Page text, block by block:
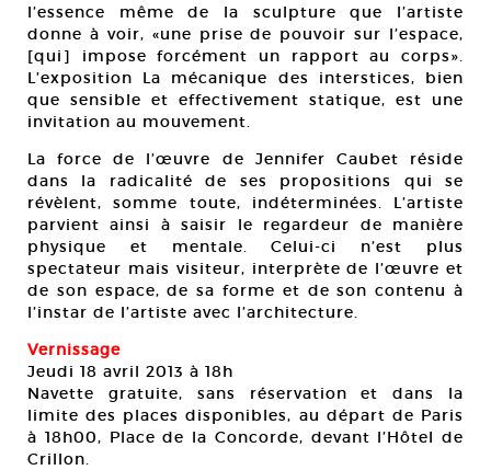
l’essence même de la sculpture que l’artiste
donne à voir, «une prise de pouvoir sur l’espace,
[qui] impose forcément un rapport au corps».
L’exposition La mécanique des interstices, bien
que sensible et effectivement statique, est une
invitation au mouvement.
La force de l’œuvre de Jennifer Caubet réside
dans la radicalité de ses propositions qui se
révèlent, somme toute, indéterminées. L’artiste
parvient ainsi à saisir le regardeur de manière
physique et mentale. Celui-ci n’est plus
spectateur mais visiteur, interprète de l’œuvre et
de son espace, de sa forme et de son contenu à
l’instar de l’artiste avec l’architecture.
Vernissage
Jeudi 18 avril 2013 à 18h
Navette gratuite, sans réservation et dans la
limite des places disponibles, au départ de Paris
à 18h00, Place de la Concorde, devant l’Hôtel de
Crillon.